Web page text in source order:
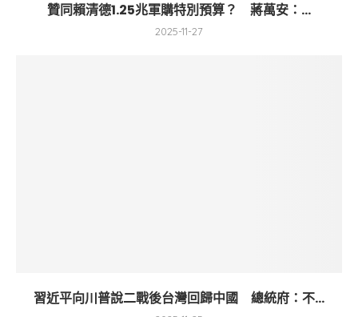
贊同賴清德1.25兆軍購特別預算？ 蔣萬安：...
2025-11-27
習近平向川普說二戰後台灣回歸中國 總統府：不...